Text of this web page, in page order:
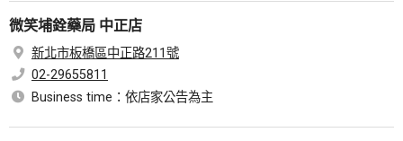
微笑埔銓藥局 中正店
新北市板橋區中正路211號
02-29655811
Business time：依店家公告為主